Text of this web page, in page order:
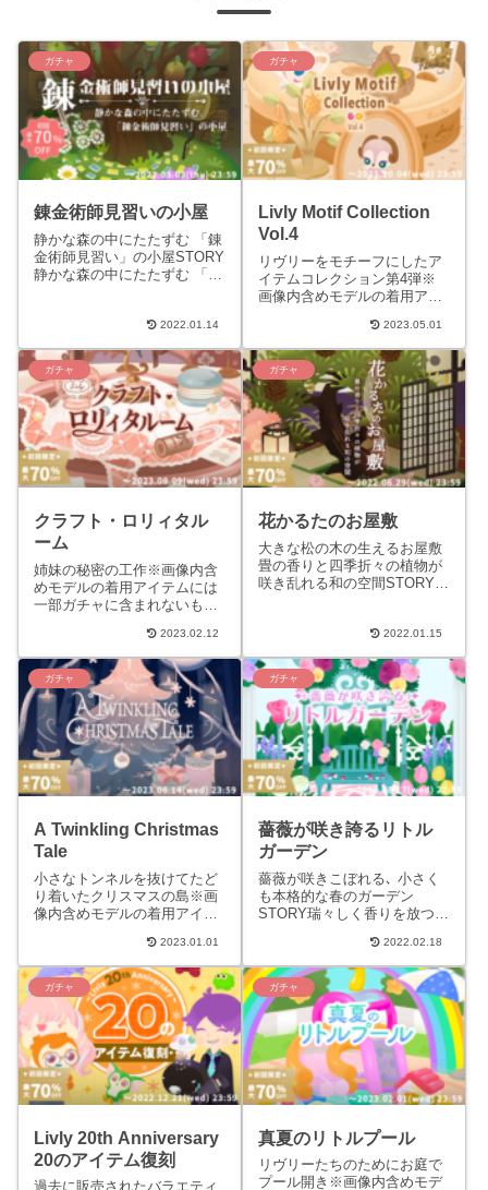
ガチャ
錬金術師見習いの小屋
静かな森の中にたたずむ 「錬
金術師見習い」の小屋STORY
静かな森の中にたたずむ 「錬
具等が置かれています。...
2022.01.14
ガチャ
Livly Motif Collection
Vol.4
リヴリーをモチーフにしたア
イテムコレクション第4弾※
画像内含めモデルの着用アイ
ないものがあります。STORY
リヴリーをモチーフにした
ア...
2023.05.01
ガチャ
クラフト・ロリィタル
ーム
姉妹の秘密の工作※画像内含
めモデルの着用アイテムには
一部ガチャに含まれないもの
がり屋の小さな妹に、ある日
姉は聞いてみた。「一緒に
リ...
2023.02.12
ガチャ
花かるたのお屋敷
大きな松の木の生えるお屋敷
畳の香りと四季折々の植物が
咲き乱れる和の空間STORY大
ます。畳の香りと四季折々
2022.01.15
ガチャ
A Twinkling Christmas
Tale
小さなトンネルを抜けてたど
り着いたクリスマスの島※画
像内含めモデルの着用アイテ
いものがあります。STORY霜
が降りた小さなトンネルを
抜...
2023.01.01
ガチャ
薔薇が咲き誇るリトル
ガーデン
薔薇が咲きこぼれる､ 小さく
も本格的な春のガーデン
STORY瑞々しく香りを放つた
る、小さくも本格的な春のガ
ーデン。リヴリーサイズに品
種改...
2022.02.18
ガチャ
Livly 20th Anniversary
20のアイテム復刻
過去に販売されたバラエティ
ガチャ
真夏のリトルプール
リヴリーたちのためにお庭で
プール開き※画像内含めモデ